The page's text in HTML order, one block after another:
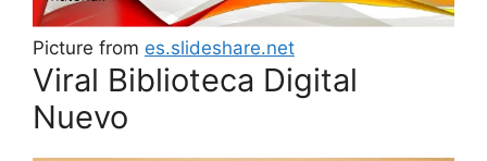
Picture from es.slideshare.net
Viral Biblioteca Digital
Nuevo